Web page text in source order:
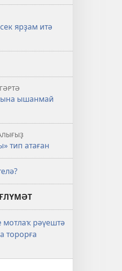
ярҙам итә
ышанмай
тип атаған
рәүештә
торорға